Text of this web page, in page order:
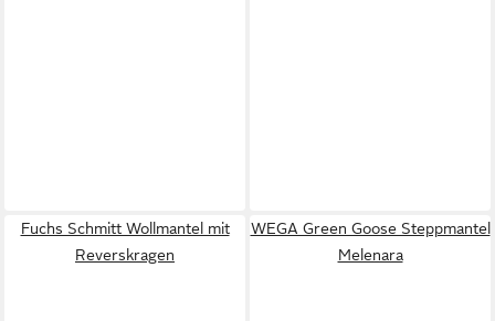
Fuchs Schmitt Wollmantel mit
Reverskragen
WEGA Green Goose Steppmantel
Melenara